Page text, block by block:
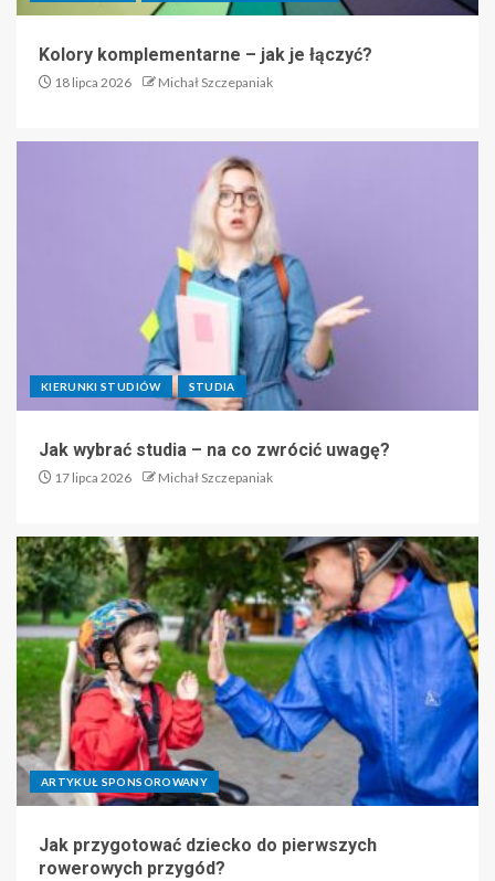
Kolory komplementarne – jak je łączyć?
18 lipca 2026 Michał Szczepaniak
KIERUNKI STUDIÓW STUDIA
Jak wybrać studia – na co zwrócić uwagę?
17 lipca 2026 Michał Szczepaniak
ARTYKUŁ SPONSOROWANY
Jak przygotować dziecko do pierwszych
rowerowych przygód?